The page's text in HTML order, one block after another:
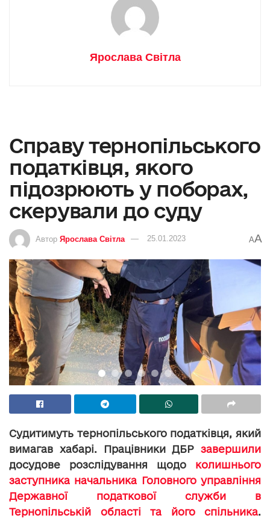
Ярослава Світла
Справу тернопільського
податківця, якого
підозрюють у поборах,
скерували до суду
Автор Ярослава Світла 25.01.2023 AA
Судитимуть тернопільського податківця, який
вимагав хабарі. Працівники ДБР завершили
досудове розслідування щодо колишнього
заступника начальника Головного управління
Державної податкової служби в
Тернопільській області та його спільника.